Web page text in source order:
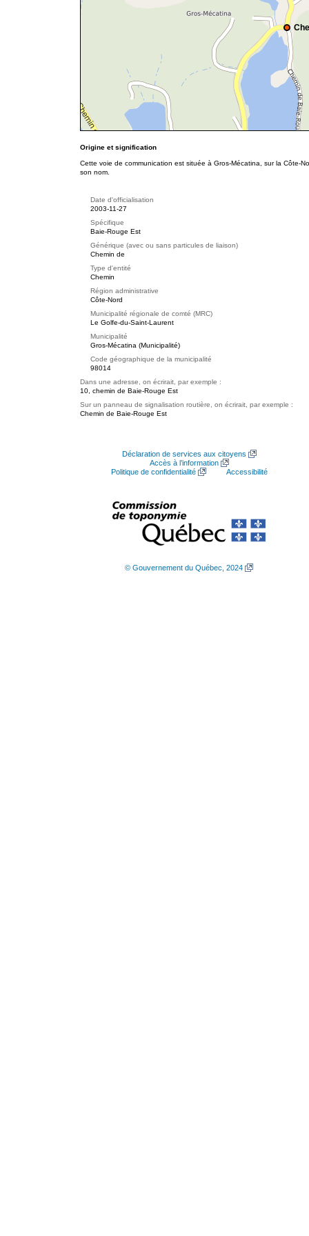
Origine et signification
Cette voie de communication est située à Gros-Mécatina, sur la Côte-
son nom.
Date d'officialisation
2003-11-27
Spécifique
Baie-Rouge Est
Générique (avec ou sans particules de liaison)
Chemin de
Type d'entité
Chemin
Région administrative
Côte-Nord
Municipalité régionale de comté (MRC)
Le Golfe-du-Saint-Laurent
Municipalité
Gros-Mécatina (Municipalité)
Code géographique de la municipalité
98014
Dans une adresse, on écrirait, par exemple :
10, chemin de Baie-Rouge Est
Sur un panneau de signalisation routière, on écrirait, par exemple :
Chemin de Baie-Rouge Est
Déclaration de services aux citoyens
Accès à l’information
Politique de confidentialité
Accessibilité
© Gouvernement du Québec, 2024